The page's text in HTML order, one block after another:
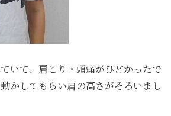
いて、肩こり・頭痛がひどかったで
かしてもらい肩の高さがそろいまし